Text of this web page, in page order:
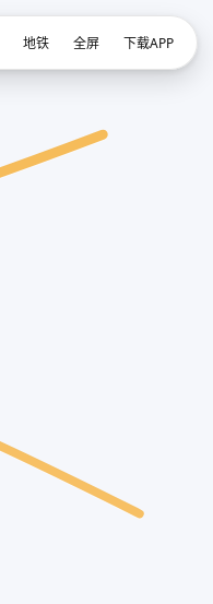
地铁 全屏 下载APP